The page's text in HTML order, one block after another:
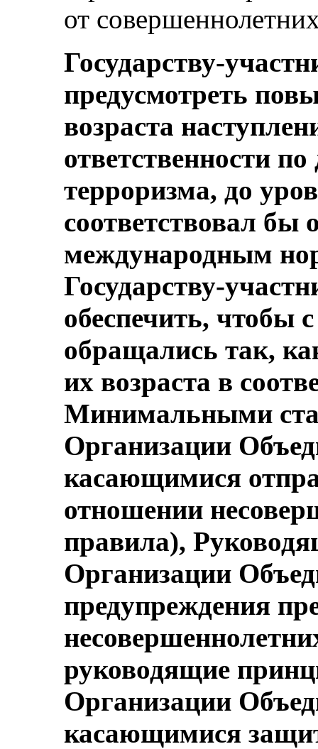
от
Государству-
предусмотреть
возраста
ответственности
терроризма, до
соответствовал
международным
Государству-
обеспечить, чтобы
обращались так,
их возраста в
Минимальными
Организации
касающимися
отношении
правила),
Организации
предупреждения
руководящие
Организации
касающимися